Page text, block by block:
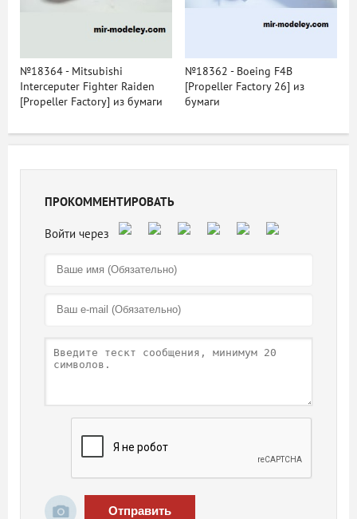
№18364 - Mitsubishi
Interceputer Fighter Raiden
[Propeller Factory] из бумаги
№18362 - Boeing F4B
[Propeller Factory 26] из
бумаги
ПРОКОММЕНТИРОВАТЬ
Отправить